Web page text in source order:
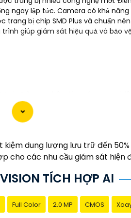
ngay lập tức. Camera có khả
bị chip SMD Plus và chuẩn
giúp giám sát hiệu quả và bảo
Thực**: Quý vị có thể theo
✪3: **Lưu Trữ An Toàn**: Dữ
**Tích hợp Hệ Thống**: Hệ thống
dung lượng lưu trữ đến 50%
cho các nhu cầu giám sát hiện
TÍCH HỢP AI
Full Color 2.0 MP CMOS